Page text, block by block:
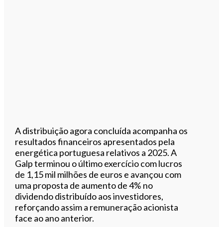
A distribuição agora concluída acompanha os
resultados financeiros apresentados pela
energética portuguesa relativos a 2025. A
Galp terminou o último exercício com lucros
de 1,15 mil milhões de euros e avançou com
uma proposta de aumento de 4% no
dividendo distribuído aos investidores,
reforçando assim a remuneração acionista
face ao ano anterior.